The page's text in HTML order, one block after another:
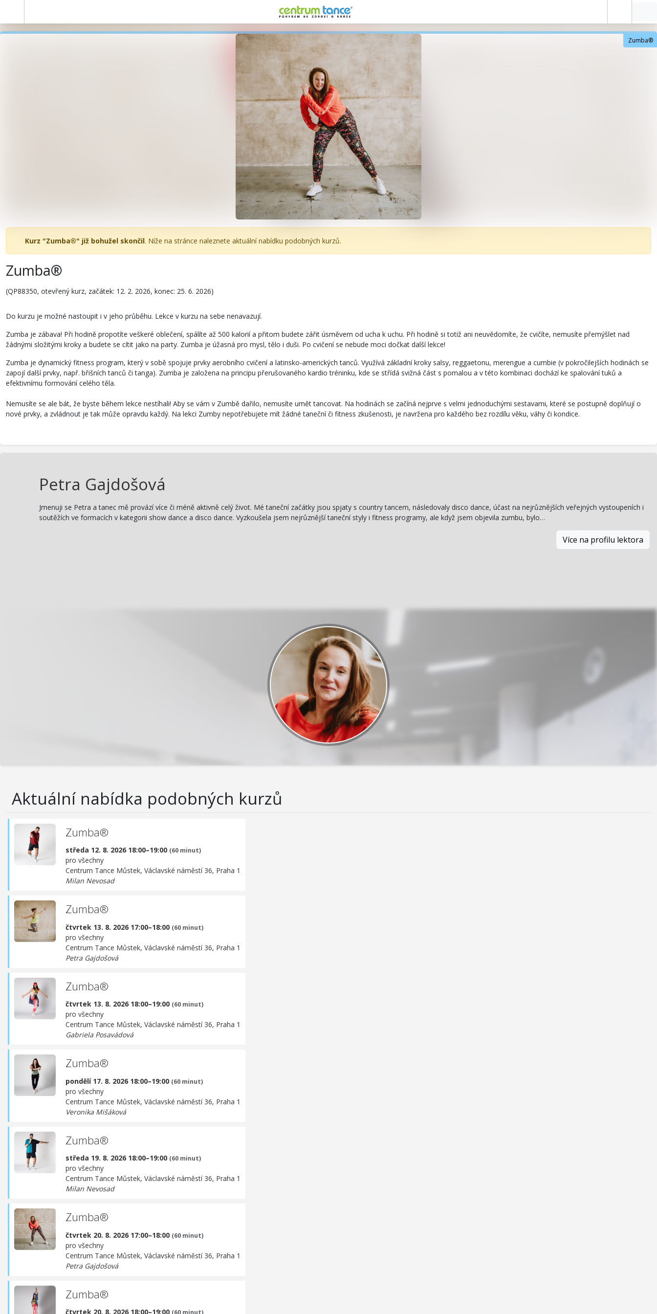
Zumba®
Kurz "Zumba®" již bohužel skončil. Níže na stránce naleznete aktuální nabídku podobných kurzů.
Zumba®
(QP88350, otevřený kurz, začátek: 12. 2. 2026, konec: 25. 6. 2026)
Do kurzu je možné nastoupit i v jeho průběhu. Lekce v kurzu na sebe nenavazují.
Zumba je zábava! Při hodině propotíte veškeré oblečení, spálíte až 500 kalorií a přitom budete zářit úsměvem od ucha k uchu. Při hodině si totiž ani neuvědomíte, že cvičíte, nemusíte přemýšlet nad
žádnými složitými kroky a budete se cítit jako na party. Zumba je úžasná pro mysl, tělo i duši. Po cvičení se nebude moci dočkat další lekce!
Zumba je dynamický fitness program, který v sobě spojuje prvky aerobního cvičení a latinsko-amerických tanců. Využívá základní kroky salsy, reggaetonu, merengue a cumbie (v pokročilejších hodinách se
zapojí další prvky, např. břišních tanců či tanga). Zumba je založena na principu přerušovaného kardio tréninku, kde se střídá svižná část s pomalou a v této kombinaci dochází ke spalování tuků a
efektivnímu formování celého těla.
Nemusíte se ale bát, že byste během lekce nestíhali! Aby se vám v Zumbě dařilo, nemusíte umět tancovat. Na hodinách se začíná nejprve s velmi jednoduchými sestavami, které se postupně doplňují o
nové prvky, a zvládnout je tak může opravdu každý. Na lekci Zumby nepotřebujete mít žádné taneční či fitness zkušenosti, je navržena pro každého bez rozdílu věku, váhy či kondice.
Petra Gajdošová
Jmenuji se Petra a tanec mě provází více či méně aktivně celý život. Mé taneční začátky jsou spjaty s country tancem, následovaly disco dance, účast na nejrůznějších veřejných vystoupeních i
soutěžích ve formacích v kategorii show dance a disco dance. Vyzkoušela jsem nejrůznější taneční styly i fitness programy, ale když jsem objevila zumbu, bylo…
Více na profilu lektora
Aktuální nabídka podobných kurzů
Zumba®
středa 12. 8. 2026 18:00–19:00 (60 minut)
pro všechny
Centrum Tance Můstek, Václavské náměstí 36, Praha 1
Milan Nevosad
Zumba®
čtvrtek 13. 8. 2026 17:00–18:00 (60 minut)
pro všechny
Centrum Tance Můstek, Václavské náměstí 36, Praha 1
Petra Gajdošová
Zumba®
čtvrtek 13. 8. 2026 18:00–19:00 (60 minut)
pro všechny
Centrum Tance Můstek, Václavské náměstí 36, Praha 1
Gabriela Posavádová
Zumba®
pondělí 17. 8. 2026 18:00–19:00 (60 minut)
pro všechny
Centrum Tance Můstek, Václavské náměstí 36, Praha 1
Veronika Mišáková
Zumba®
středa 19. 8. 2026 18:00–19:00 (60 minut)
pro všechny
Centrum Tance Můstek, Václavské náměstí 36, Praha 1
Milan Nevosad
Zumba®
čtvrtek 20. 8. 2026 17:00–18:00 (60 minut)
pro všechny
Centrum Tance Můstek, Václavské náměstí 36, Praha 1
Petra Gajdošová
Zumba®
čtvrtek 20. 8. 2026 18:00–19:00 (60 minut)